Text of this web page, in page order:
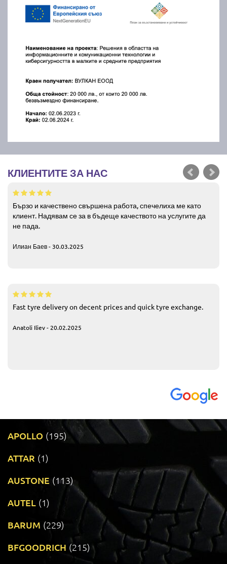
КЛИЕНТИТЕ ЗА НАС
Бързо и качествено свършена работа, спечелиха ме като
клиент. Надявам се за в бъдеще качеството на услугите да
не пада.
Илиан Баев - 30.03.2025
Fast tyre delivery on decent prices and quick tyre exchange.
Anatoli Iliev - 20.02.2025
APOLLO (195)
ATTAR (1)
AUSTONE (113)
AUTEL (1)
BARUM (229)
BFGOODRICH (215)